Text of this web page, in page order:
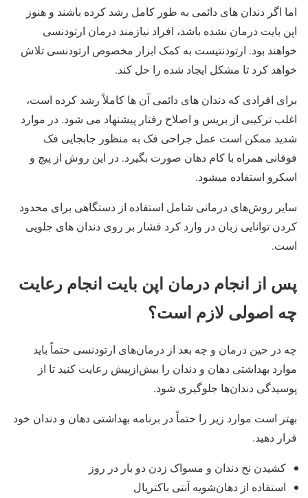
اما اگر دندان های دائمی به طور کامل رشد کرده باشند و هنوز
اپن بایت درمان نشده باشد، افراد نیازمند درمان ارتودنسی
خواهند بود. ارتودنتیست به کمک ابزار مخصوص ارتودنسی تلاش
خواهد کرد تا مشکل ایجاد شده را حل کند.
برای افرادی که دندان های دائمی آن ها کاملاً رشد کرده است،
اغلب ترکیبی از بریس و اصلاح رفتار پیشنهاد می شود. در موارد
شدید ممکن است عمل جراحی فک به منظور جابجایی فک
فوقانی همراه با کام دهان صورت بگیرد. در این روش از پیچ و
اسکرو استفاده میشود.
سایر روش‌های درمانی شامل استفاده از دستگاهی برای محدود
کردن توانایی زبان در وارد کرد فشار بر روی دندان های جلویی
است.
پس از انجام درمان اپن بایت انجام رعایت
چه اصولی لازم است؟
چه در حین درمان و چه بعد از درمان‌های ارتودنسی حتماً باید
موارد بهداشتی دهان و دندان را بیش‌ازپیش رعایت کنید تا از
پوسیدگی دندان‌ها جلوگیری شود.
بهتر است موارد زیر را حتماً در برنامه بهداشتی دهان و دندان خود
قرار دهید.
کشیدن نخ دندان و مسواک زدن دو بار در روز
استفاده از دهان‌شویه آنتی باکتریال